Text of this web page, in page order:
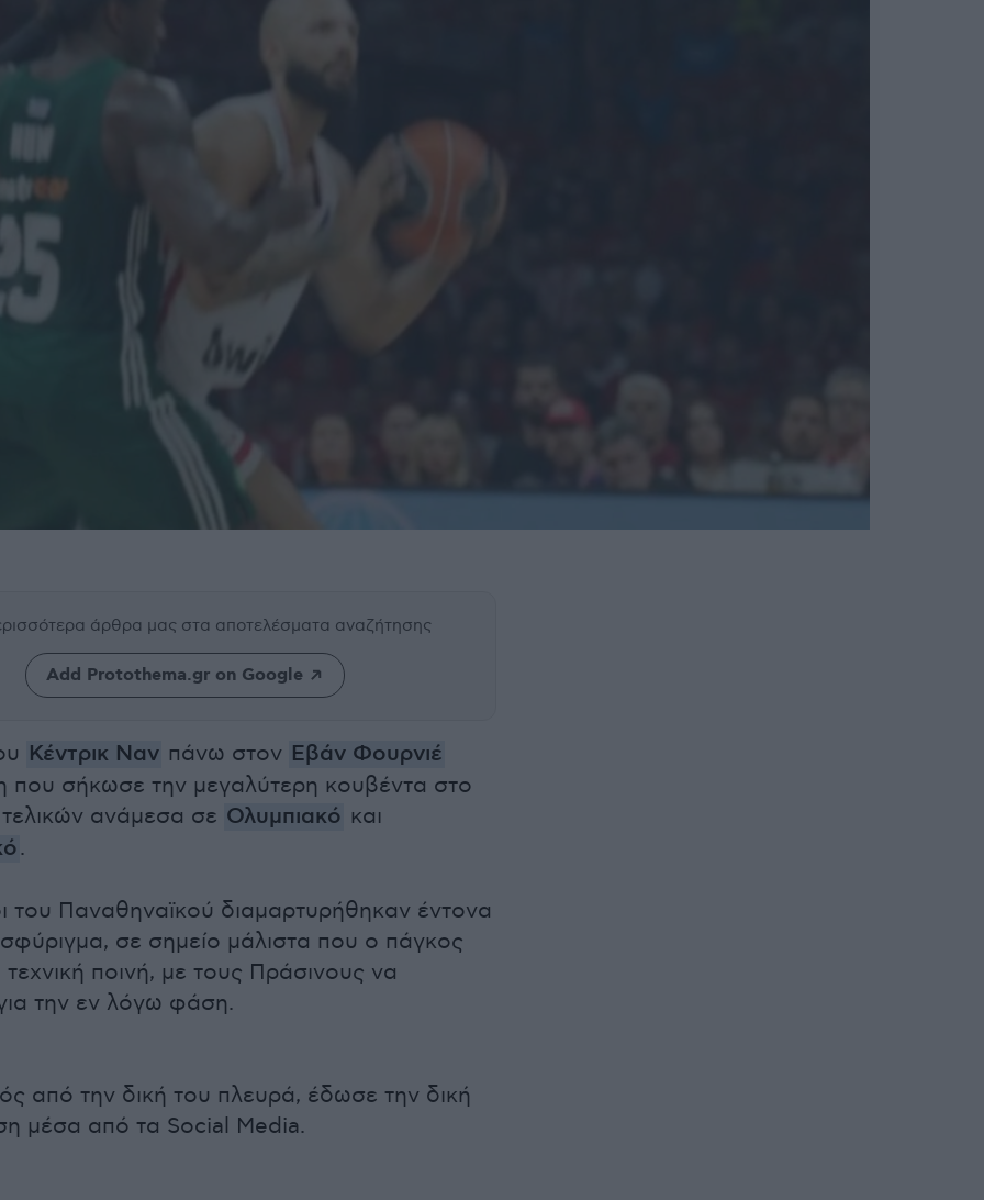
άρθρα μας στα αποτελέσματα αναζήτησης
Add Protothema.gr on Google
Κέντρικ Ναν πάνω στον Εβάν Φουρνιέ
που σήκωσε την μεγαλύτερη κουβέντα στο
ανάμεσα σε Ολυμπιακό και
.
του Παναθηναϊκού διαμαρτυρήθηκαν έντονα
σε σημείο μάλιστα που ο πάγκος
ποινή, με τους Πράσινους να
την εν λόγω φάση.
από την δική του πλευρά, έδωσε την δική
μέσα από τα Social Media.